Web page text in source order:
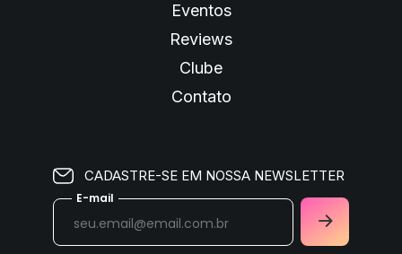
Eventos
Reviews
Clube
Contato
CADASTRE-SE EM NOSSA NEWSLETTER
E-mail